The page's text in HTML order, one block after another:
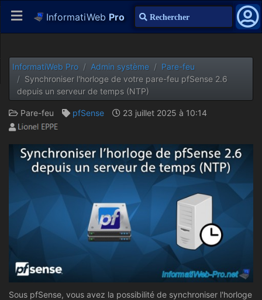
InformatiWeb Pro Recherche
InformatiWeb Pro Admin système
Pare-feu
Synchroniser l'horloge de votre pare-feu pfSense 2.6
depuis un serveur de temps (NTP)
Pare-feu pfSense 23 juillet 2025 à 10:14
Sous pfSense, vous avez la possibilité de synchroniser l'horloge